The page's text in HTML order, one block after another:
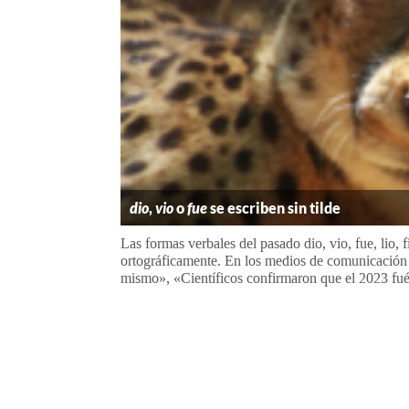
dio,vioofuese escriben sin tilde
Las formas verbales del pasado dio, vio, fue, lio,
ortográficamente. En los medios de
mismo», «Científicos confirmaron que el 2023